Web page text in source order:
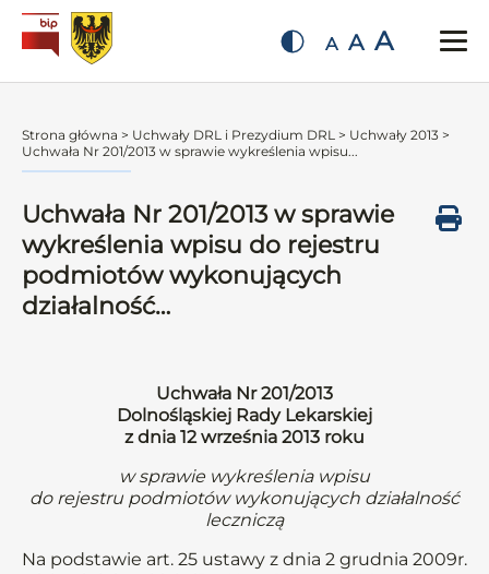
A A A
Strona główna > Uchwały DRL i Prezydium DRL > Uchwały 2013 >
Uchwała Nr 201/2013 w sprawie wykreślenia wpisu...
Uchwała Nr 201/2013 w sprawie
wykreślenia wpisu do rejestru
podmiotów wykonujących
działalność…
Uchwała Nr 201/2013
Dolnośląskiej Rady Lekarskiej
z dnia 12 września 2013 roku
w sprawie wykreślenia wpisu
do rejestru podmiotów wykonujących działalność
leczniczą
Na podstawie art. 25 ustawy z dnia 2 grudnia 2009r.